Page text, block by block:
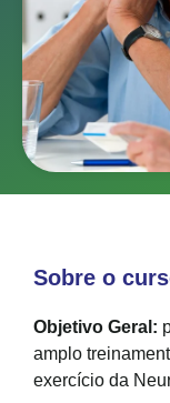
Sobre o
Objetivo Geral:
amplo
exercício da